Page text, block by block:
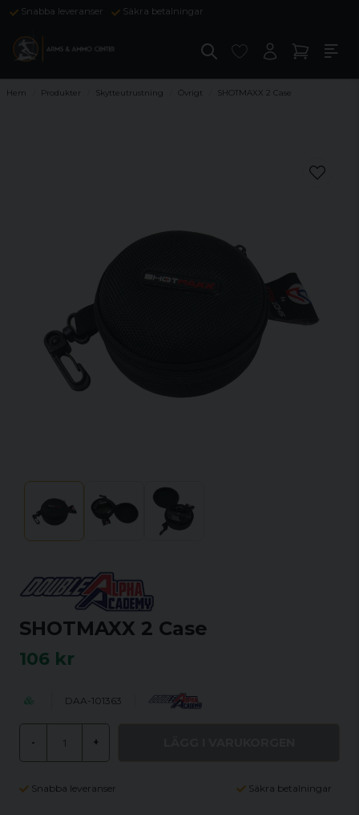
Snabba leveranser Säkra betalningar
Hem Produkter Skytteutrustning Övrigt SHOTMAXX 2 Case
SHOTMAXX 2 Case
106 kr
DAA-101363
- +
Snabba leveranser Säkra betalningar